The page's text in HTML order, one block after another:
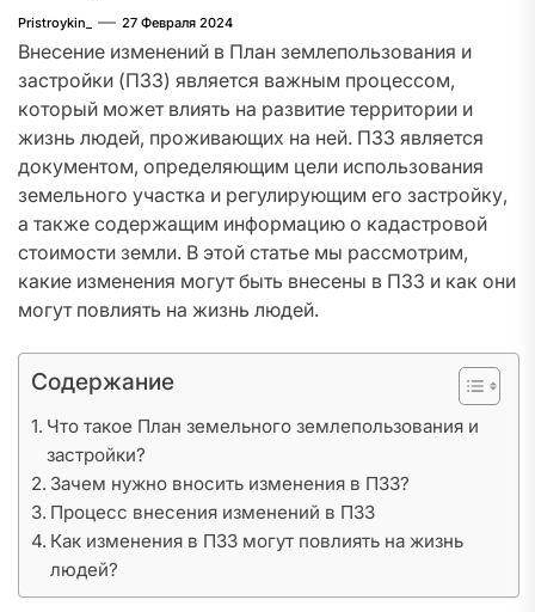
Pristroykin_ 27 Февраля 2024
Внесение изменений в План землепользования и
застройки (ПЗЗ) является важным процессом,
который может влиять на развитие территории и
жизнь людей, проживающих на ней. ПЗЗ является
документом, определяющим цели использования
земельного участка и регулирующим его застройку,
а также содержащим информацию о кадастровой
стоимости земли. В этой статье мы рассмотрим,
какие изменения могут быть внесены в ПЗЗ и как они
могут повлиять на жизнь людей.
Содержание
Что такое План земельного землепользования и
застройки?
Зачем нужно вносить изменения в ПЗЗ?
Процесс внесения изменений в ПЗЗ
Как изменения в ПЗЗ могут повлиять на жизнь
людей?